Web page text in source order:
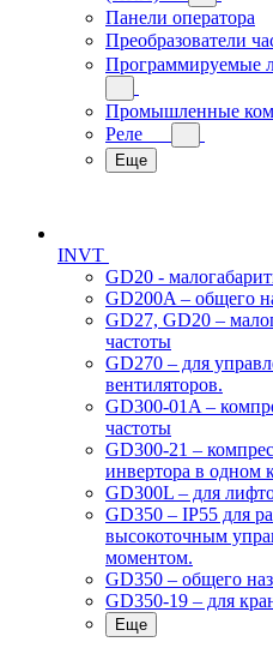
Панели оператора
Преобразователи
Программируемые
Промышленные
Реле
Еще
INVT
GD20 -
GD200A – общего
GD27, GD20 –
частоты
GD270 – для
вентиляторов.
GD300-01A –
частоты
GD300-21 –
инвертора в одном
GD300L – для
GD350 – IP55 для
высокоточным
моментом.
GD350 – общего
GD350-19 – для
Еще